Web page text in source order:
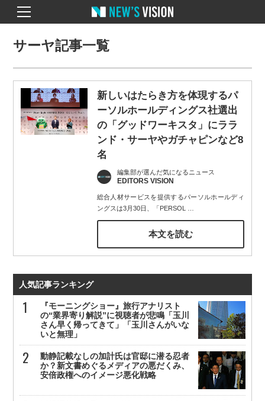
サーヤ記事一覧
新しいはたらき方を体現するパ
ーソルホールディングス社選出
の「グッドワーキスタ」にララ
ンド・サーヤやガチャピンなど8
名
編集部が選んだ気になるニュース
EDITORS VISION
総合人材サービスを提供するパーソルホールディ
ングスは3月30日、「PERSOL
本文を読む
人気記事ランキング
『モーニングショー』旅行アナリスト
の“業界寄り解説”に視聴者が悲鳴「玉川
さん早く帰ってきて」「玉川さんがいな
いと無理」
動静記載なしの加計氏は官邸に潜る忍者
か？新文書めぐるメディアの悪だくみ、
安倍政権へのイメージ悪化戦略